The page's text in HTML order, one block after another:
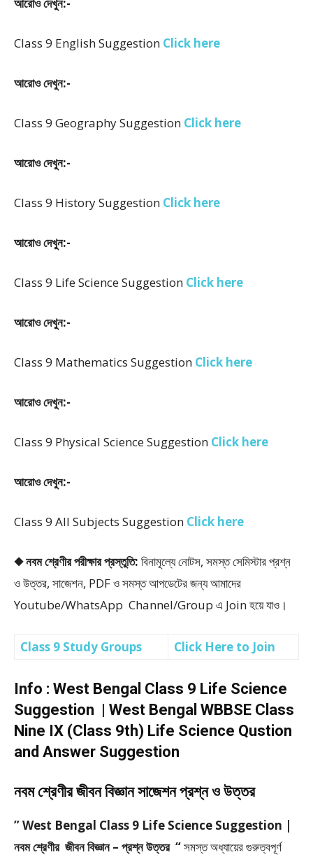
Class 9 English Suggestion Click here
আরোও দেখুন:-
Class 9 Geography Suggestion Click here
আরোও দেখুন:-
Class 9 History Suggestion Click here
আরোও দেখুন:-
Class 9 Life Science Suggestion Click here
আরোও দেখুন:-
Class 9 Mathematics Suggestion Click here
আরোও দেখুন:-
Class 9 Physical Science Suggestion Click here
আরোও দেখুন:-
Class 9 All Subjects Suggestion Click here
◆ নবম শ্রেণীর পরীক্ষার প্রস্তুতি: বিনামূল্যে নোটস, সমস্ত সেমিস্টার প্রশ্ন
ও উত্তর, সাজেশন, PDF ও সমস্ত আপডেটের জন্য আমাদের
Youtube/WhatsApp Channel/Group এ Join হয়ে যাও।
Class 9 Study Groups Click Here to Join
Info : West Bengal Class 9 Life Science
Suggestion | West Bengal WBBSE Class
Nine IX (Class 9th) Life Science Qustion
and Answer Suggestion
নবম শ্রেণীর জীবন বিজ্ঞান সাজেশন প্রশ্ন ও উত্তর
” West Bengal Class 9 Life Science Suggestion |
নবম শ্রেণীর জীবন বিজ্ঞান – প্রশ্ন উত্তর “সমস্ত অধ্যায়ের গুরুত্বপূর্ণ